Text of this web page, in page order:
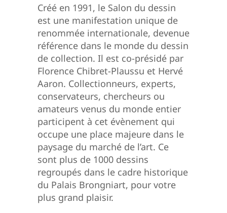
Créé en 1991, le Salon du dessin
est une manifestation unique de
renommée internationale, devenue
référence dans le monde du dessin
de collection. Il est co-présidé par
Florence Chibret-Plaussu et Hervé
Aaron. Collectionneurs, experts,
conservateurs, chercheurs ou
amateurs venus du monde entier
participent à cet évènement qui
occupe une place majeure dans le
paysage du marché de l’art. Ce
sont plus de 1000 dessins
regroupés dans le cadre historique
du Palais Brongniart, pour votre
plus grand plaisir.